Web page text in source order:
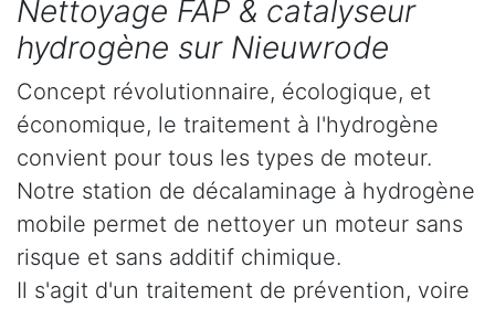
Nettoyage FAP & catalyseur
hydrogène sur Nieuwrode
Concept révolutionnaire, écologique, et
économique, le traitement à l'hydrogène
convient pour tous les types de moteur.
Notre station de décalaminage à hydrogène
mobile permet de nettoyer un moteur sans
risque et sans additif chimique.
Il s'agit d'un traitement de prévention, voire